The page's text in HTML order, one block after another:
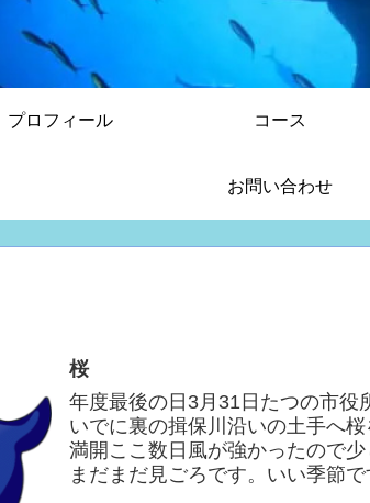
プロフィール コース
お問い合わせ
桜
年度最後の日3月31日たつの市役
いでに裏の揖保川沿いの土手へ
満開ここ数日風が強かったので
まだまだ見ごろです。いい季節で